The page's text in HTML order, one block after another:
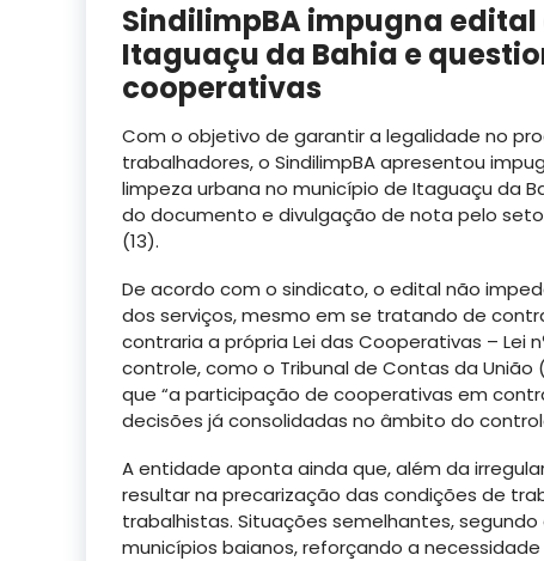
SindilimpBA impugna
Itaguaçu da Bahia e
cooperativas
Com o objetivo de garantir a legalidade no
trabalhadores, o SindilimpBA apresentou
limpeza urbana no município de Itaguaçu da
do documento e divulgação de nota pelo
(13).
De acordo com o sindicato, o edital não
dos serviços, mesmo em se tratando de
contraria a própria Lei das Cooperativas – Lei
controle, como o Tribunal de Contas da
que “a participação de cooperativas em
decisões já consolidadas no âmbito do
A entidade aponta ainda que, além da
resultar na precarização das condições de
trabalhistas. Situações semelhantes,
municípios baianos, reforçando a